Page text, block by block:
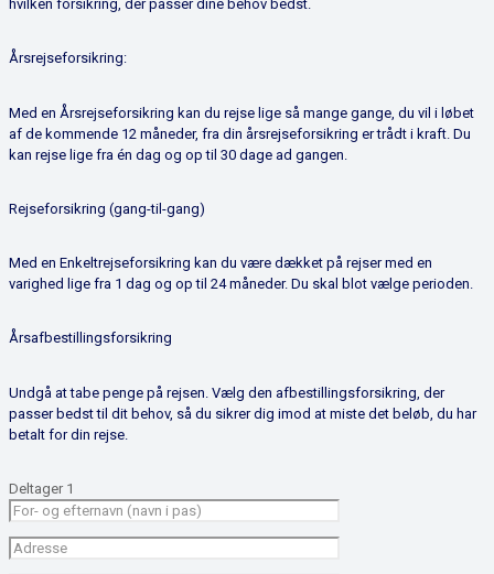
hvilken forsikring, der passer dine behov bedst.
Årsrejseforsikring:
Med en Årsrejseforsikring kan du rejse lige så mange gange, du vil i løbet
af de kommende 12 måneder, fra din årsrejseforsikring er trådt i kraft. Du
kan rejse lige fra én dag og op til 30 dage ad gangen.
Rejseforsikring (gang-til-gang)
Med en Enkeltrejseforsikring kan du være dækket på rejser med en
varighed lige fra 1 dag og op til 24 måneder. Du skal blot vælge perioden.
Årsafbestillingsforsikring
Undgå at tabe penge på rejsen. Vælg den afbestillingsforsikring, der
passer bedst til dit behov, så du sikrer dig imod at miste det beløb, du har
betalt for din rejse.
Deltager 1